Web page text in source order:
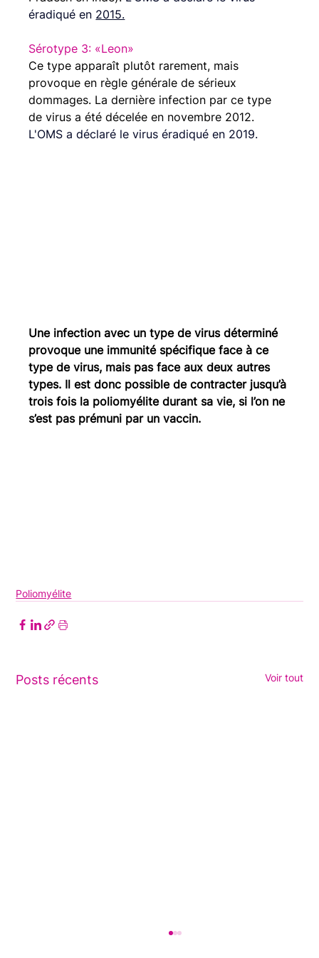
éradiqué en 2015.
Sérotype 3: «Leon»
Ce type apparaît plutôt rarement, mais
provoque en règle générale de sérieux
dommages. La dernière infection par ce type
de virus a été décelée en novembre 2012.
L'OMS a déclaré le virus éradiqué en 2019.
Une infection avec un type de virus déterminé
provoque une immunité spécifique face à ce
type de virus, mais pas face aux deux autres
types. Il est donc possible de contracter jusqu’à
trois fois la poliomyélite durant sa vie, si l’on ne
s’est pas prémuni par un vaccin.
Poliomyélite
Posts récents Voir tout